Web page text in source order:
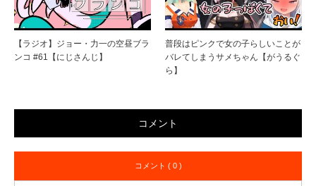
【ラジオ】ジョー・力一の空昼ブラ
ンコ #61【にじさんじ】
普段はピンクで女の子らしいことが
バレてしまうサメちゃん【がうるぐ
ら】
コメント
コメント ( 0 )